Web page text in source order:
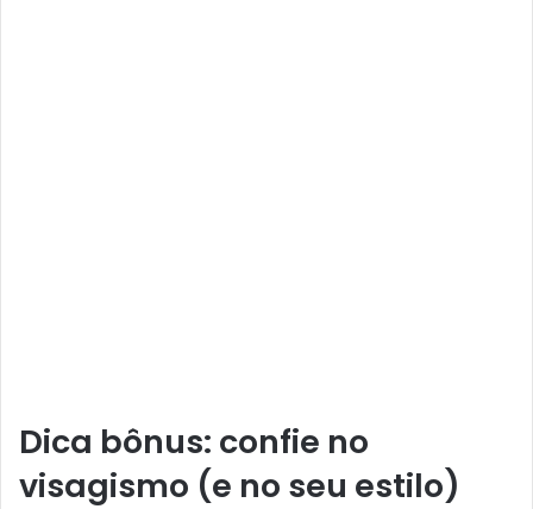
Dica bônus: confie no
visagismo (e no seu estilo)